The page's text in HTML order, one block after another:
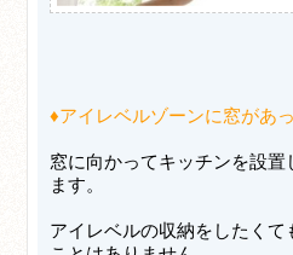
♦アイレベルゾーンに窓があ
窓に向かってキッチンを設
ます。
アイレベルの収納をしたくて